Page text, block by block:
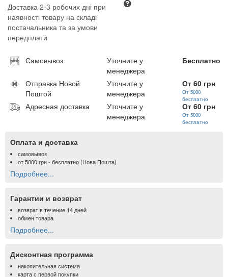
Доставка 2-3 робочих дні при
наявності товару на складі
постачальника та за умови
передплати
Самовывоз
Уточните у
менеджера
Бесплатно
Отправка Новой
Поштой
Уточните у
менеджера
От 60 грн
От 5000
бесплатно
Адресная доставка
Уточните у
менеджера
От 60 грн
От 5000
бесплатно
Оплата и доставка
самовывоз
от5000 грн- бесплатно (Нова Пошта)
Подробнее...
Гарантии и возврат
возврат в течение 14 дней
обмен товара
Подробнее...
Дисконтная программа
накопительная система
карта с первой покупки